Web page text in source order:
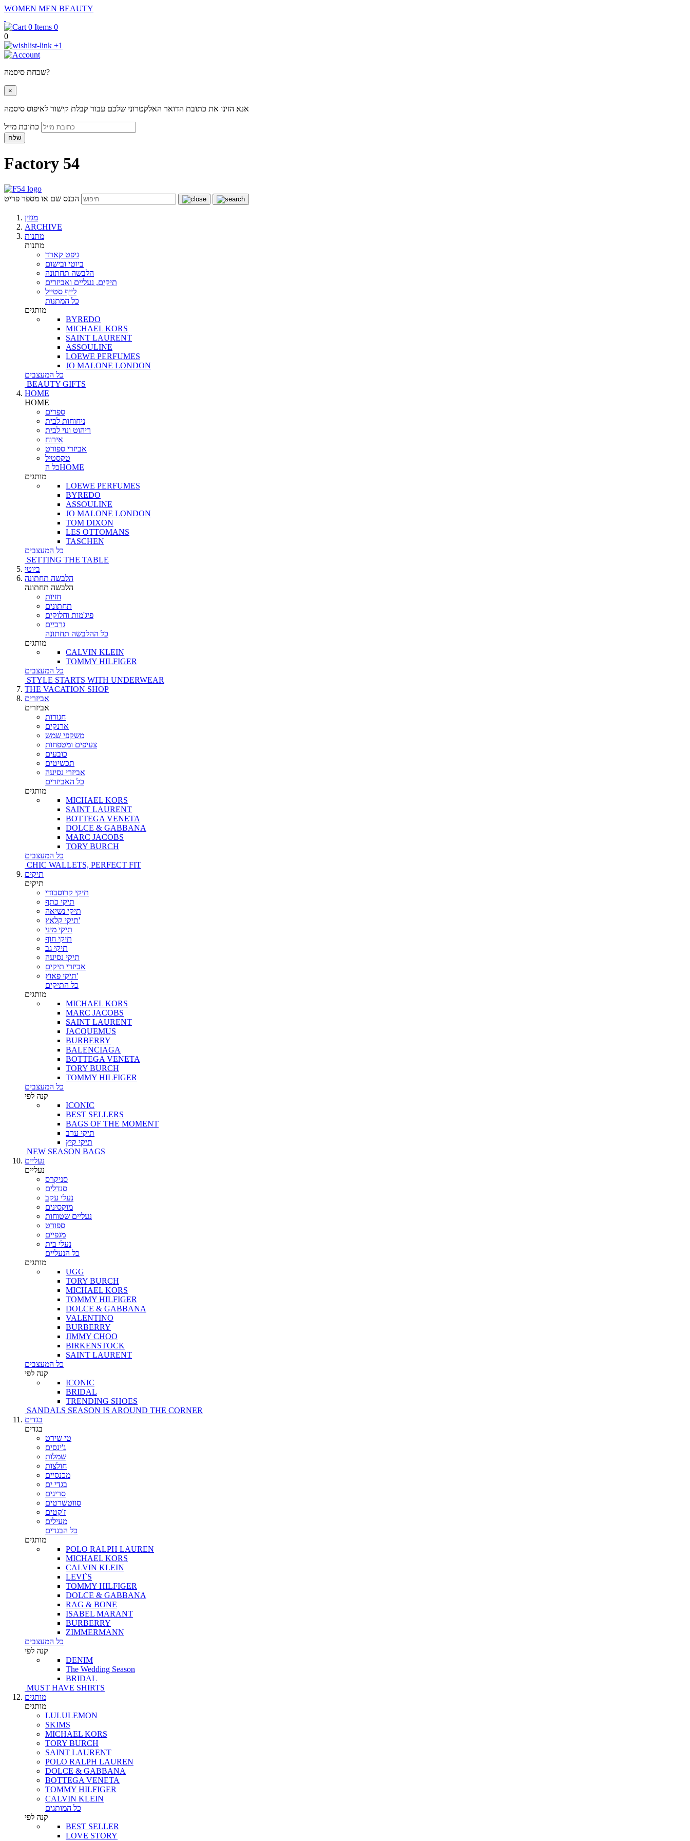
WOMEN MEN BEAUTY
0
0
+1
שכחת סיסמה?
×
אנא הזינו את כתובת הדואר האלקטרוני שלכם עבור קבלת קישור לאיפוס סיסמה
שלח
Factory 54
הכנס שם או מספר פריט
מגזין
ARCHIVE
מתנות
מתנות
גיפט קארד
ביוטי ובישום
הלבשה תחתונה
תיקים, נעליים ואביזרים
לייף סטייל
כל המתנות
מותגים
BYREDO
MICHAEL KORS
SAINT LAURENT
ASSOULINE
LOEWE PERFUMES
JO MALONE LONDON
כל המעצבים
BEAUTY GIFTS
HOME
HOME
ספרים
ניחוחות לבית
ריהוט ונוי לבית
אירוח
אביזרי ספורט
טקסטיל
כל הHOME
מותגים
LOEWE PERFUMES
BYREDO
ASSOULINE
JO MALONE LONDON
TOM DIXON
LES OTTOMANS
TASCHEN
כל המעצבים
SETTING THE TABLE
ביוטי
הלבשה תחתונה
הלבשה תחתונה
חזיות
תחתונים
פיג'מות וחלוקים
גרביים
כל ההלבשה תחתונה
מותגים
CALVIN KLEIN
TOMMY HILFIGER
כל המעצבים
STYLE STARTS WITH UNDERWEAR
THE VACATION SHOP
אביזרים
אביזרים
חגורות
ארנקים
משקפי שמש
צעיפים ומטפחות
כובעים
תכשיטים
אביזרי נסיעה
כל האביזרים
מותגים
MICHAEL KORS
SAINT LAURENT
BOTTEGA VENETA
DOLCE & GABBANA
MARC JACOBS
TORY BURCH
כל המעצבים
CHIC WALLETS, PERFECT FIT
תיקים
תיקים
תיקי קרוסבודי
תיקי כתף
תיקי נשיאה
תיקי קלאץ'
תיקי מיני
תיקי חוף
תיקי גב
תיקי נסיעה
אביזרי תיקים
תיקי פאוץ'
כל התיקים
מותגים
MICHAEL KORS
MARC JACOBS
SAINT LAURENT
JACQUEMUS
BURBERRY
BALENCIAGA
BOTTEGA VENETA
TORY BURCH
TOMMY HILFIGER
כל המעצבים
קנה לפי
ICONIC
BEST SELLERS
BAGS OF THE MOMENT
תיקי ערב
תיקי קיץ
NEW SEASON BAGS
נעליים
נעליים
סניקרס
סנדלים
נעלי עקב
מוקסינים
נעליים שטוחות
ספורט
מגפיים
נעלי בית
כל הנעליים
מותגים
UGG
TORY BURCH
MICHAEL KORS
TOMMY HILFIGER
DOLCE & GABBANA
VALENTINO
BURBERRY
JIMMY CHOO
BIRKENSTOCK
SAINT LAURENT
כל המעצבים
קנה לפי
ICONIC
BRIDAL
TRENDING SHOES
SANDALS SEASON IS AROUND THE CORNER
בגדים
בגדים
טי שירט
ג'ינסים
שמלות
חולצות
מכנסיים
בגדי ים
סריגים
סווטשרטים
ז'קטים
מעילים
כל הבגדים
מותגים
POLO RALPH LAUREN
MICHAEL KORS
CALVIN KLEIN
LEVI`S
TOMMY HILFIGER
DOLCE & GABBANA
RAG & BONE
ISABEL MARANT
BURBERRY
ZIMMERMANN
כל המעצבים
קנה לפי
DENIM
The Wedding Season
BRIDAL
MUST HAVE SHIRTS
מותגים
מותגים
LULULEMON
SKIMS
MICHAEL KORS
TORY BURCH
SAINT LAURENT
POLO RALPH LAUREN
DOLCE & GABBANA
BOTTEGA VENETA
TOMMY HILFIGER
CALVIN KLEIN
כל המותגים
קנה לפי
BEST SELLER
LOVE STORY